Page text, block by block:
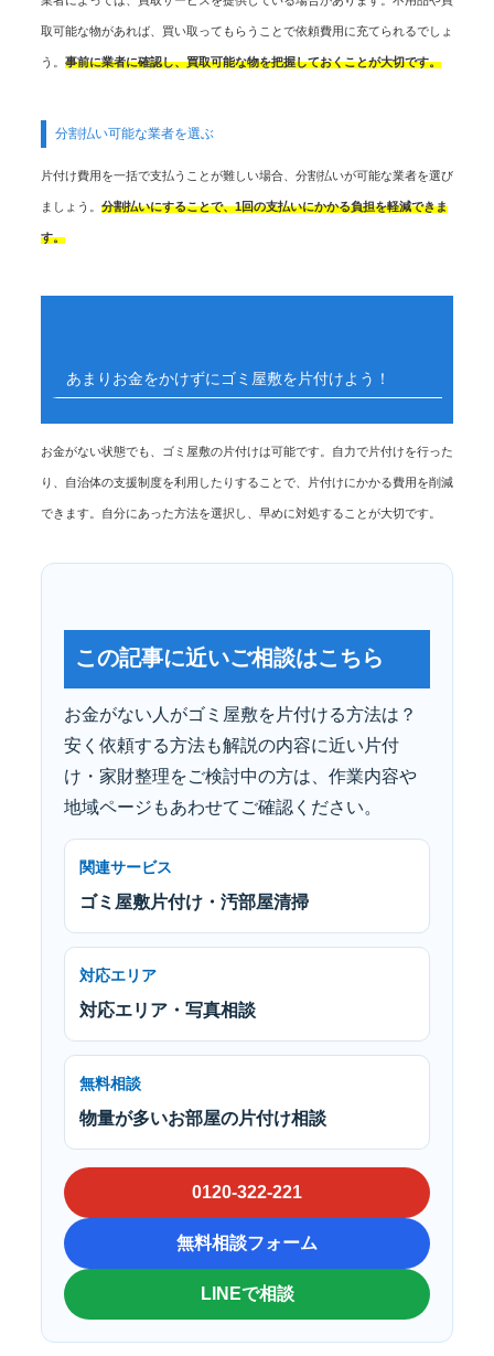
取可能な物があれば、買い取ってもらうことで依頼費用に充てられるでしょ
う。 事前に業者に確認し、買取可能な物を把握しておくことが大切です。
分割払い可能な業者を選ぶ
片付け費用を一括で支払うことが難しい場合、分割払いが可能な業者を選び
ましょう。 分割払いにすることで、1回の支払いにかかる負担を軽減できま
す。
あまりお金をかけずにゴミ屋敷を片付けよう！
お金がない状態でも、ゴミ屋敷の片付けは可能です。自力で片付けを行った
り、自治体の支援制度を利用したりすることで、片付けにかかる費用を削減
できます。自分にあった方法を選択し、早めに対処することが大切です。
この記事に近いご相談はこちら
お金がない人がゴミ屋敷を片付ける方法は？
安く依頼する方法も解説の内容に近い片付
け・家財整理をご検討中の方は、作業内容や
地域ページもあわせてご確認ください。
関連サービス
ゴミ屋敷片付け・汚部屋清掃
対応エリア
対応エリア・写真相談
無料相談
物量が多いお部屋の片付け相談
0120-322-221
無料相談フォーム
LINEで相談